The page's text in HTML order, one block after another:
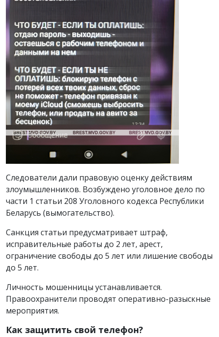
Следователи дали правовую оценку действиям
злоумышленников. Возбуждено уголовное дело по
части 1 статьи 208 Уголовного кодекса Республики
Беларусь (вымогательство).
Санкция статьи предусматривает штраф,
исправительные работы до 2 лет, арест,
ограничение свободы до 5 лет или лишение свободы
до 5 лет.
Личность мошенницы устанавливается.
Правоохранители проводят оперативно-разыскные
мероприятия.
Как защитить свой телефон?